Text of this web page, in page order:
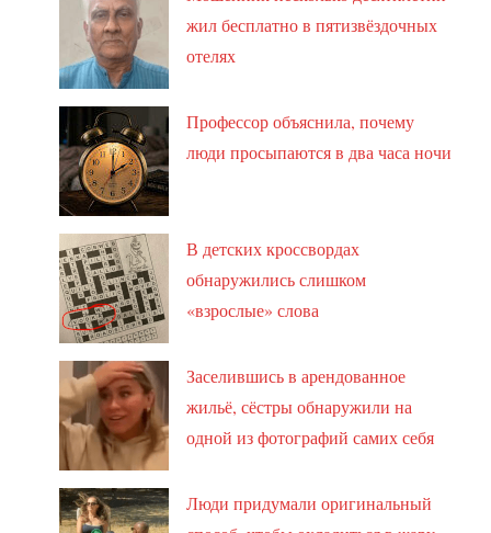
жил бесплатно в пятизвёздочных
отелях
Профессор объяснила, почему
люди просыпаются в два часа ночи
В детских кроссвордах
обнаружились слишком
«взрослые» слова
Заселившись в арендованное
жильё, сёстры обнаружили на
одной из фотографий самих себя
Люди придумали оригинальный